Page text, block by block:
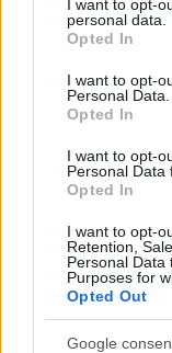
not limited to your
grant or deny
use your data for
consent section.
I want to opt-
personal data.
Opted In
I want to opt-
Personal Data.
Opted In
I want to opt-
Personal Data
Opted In
I want to opt-
Retention,
Personal Data
Purposes for
Opted Out
Google
F
a
ce
b
o
o
k
T
w
it
te
r
NOTIZIE RECENTI
Le